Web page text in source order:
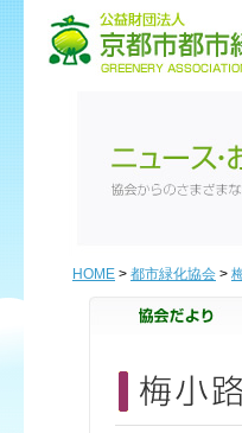
HOME > 都市緑化協会 >